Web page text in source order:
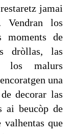
jamai
Vendran los
moments de
dròllas, las
los malurs
una
decorar las
ai beucòp de
valhentas que